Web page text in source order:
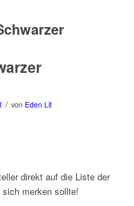
/ von Eden Lit
direkt auf die Liste der
merken sollte!